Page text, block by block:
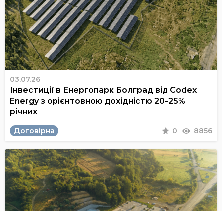
03.07.26
Інвестиції в Енергопарк Болград від Codex
Energy з орієнтовною дохідністю 20–25%
річних
Договірна 0 8856